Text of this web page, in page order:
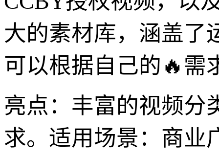
大的素材库，涵盖了
可以根据自己的🔥需
亮点：丰富的视频分
求。适用场景：商业